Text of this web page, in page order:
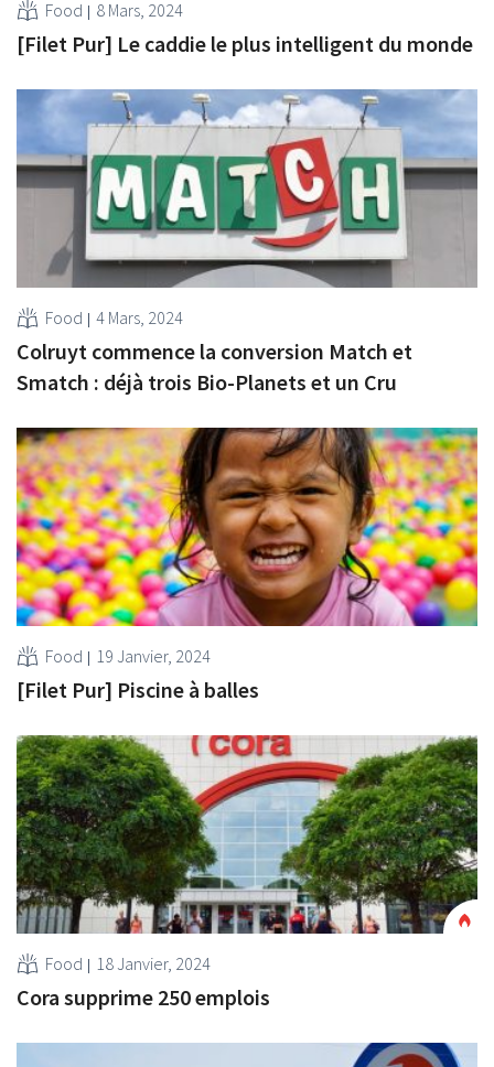
Food 8 Mars, 2024
[Filet Pur] Le caddie le plus intelligent du monde
Food 4 Mars, 2024
Colruyt commence la conversion Match et
Smatch : déjà trois Bio-Planets et un Cru
Food 19 Janvier, 2024
[Filet Pur] Piscine à balles
Food 18 Janvier, 2024
Cora supprime 250 emplois